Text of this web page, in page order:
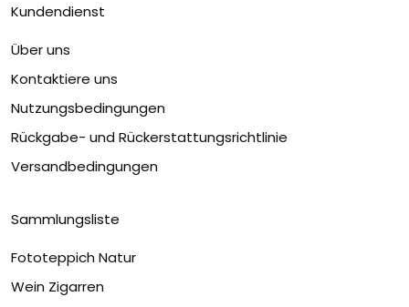
Kundendienst
Über uns
Kontaktiere uns
Nutzungsbedingungen
Rückgabe- und Rückerstattungsrichtlinie
Versandbedingungen
Sammlungsliste
Fototeppich Natur
Wein Zigarren